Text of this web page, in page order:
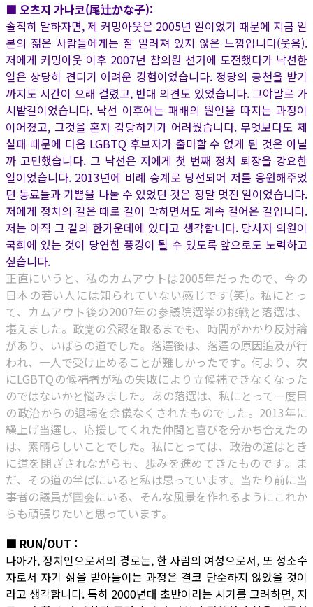
■ 오츠지 가나코(尾辻かな子):
솔직히 말하자면, 제 커밍아웃은 2005년 일이었기 때문에 지금 일
본의 젊은 사람들에게는 잘 알려져 있지 않은 느낌입니다(웃음).
저에게 커밍아웃 이후 2007년 참의원 선거에 도전했다가 낙선한
일은 상당히 견디기 어려운 경험이었습니다. 정당의 공천을 받기
까지도 시간이 오래 걸렸고, 반대 의견도 있었습니다. 그야말로 가
시밭길이었습니다. 낙선 이후에는 패배의 원인을 따지는 과정이
이어졌고, 그것을 혼자 감당하기가 어려웠습니다. 무엇보다도 제
실패 때문에 다음 LGBTQ 후보자가 출마할 수 없게 된 것은 아닐
까 고민했습니다. 그 낙선은 저에게 첫 번째 정치 퇴장을 강요한
일이었습니다. 2013년에 비례 승계로 당선되어 저를 응원해주었
던 동료들과 기쁨을 나눌 수 있었던 것은 정말 멋진 일이었습니다.
저에게 정치의 길은 때로 길이 막히면서도 계속 걸어온 길입니다.
저는 아직 그 길의 한가운데에 있다고 생각합니다. 당사자 의원이
국회에 있는 것이 당연한 풍경이 될 수 있도록 앞으로도 노력하고
싶습니다.
正直にいうと、私のカムアウトは2005年だったので、今の
日本の若い人には知られていない感じです(笑)。私にとっ
て、カムアウト後の2007年の参議院選挙の挑戦と落選は、
堪えました。政党の公認を取るまでも、時間がかかり反対論
があり、いばらの道でした。落選後は、落選の原因追及が行
われ、一人で受け止めることが難しかったです。何より、次
にLGBTQの候補者が私の失敗により立候補できなくなった
のではないかと悩みました。あの落選は、私にとって一度目
の政治からの退場を余儀なくされたものでした。2013年に
繰上げ当選し、応援してくれた仲間と喜びを分かち合えたの
は、素晴らしいことでした。私にとっては、政治の道はとき
に道を閉ざされながらも、歩みを進めてきたものです。ま
だ、その道の半ばにいると私は思っています。当たり前に当
事者の議員が国会にいる、そんな風景を作れるようにこれか
らも頑張りたいと思っています。
■ RUN/OUT :
나아가, 정치인으로서의 경로는, 한 사람의 여성으로서, 또 성소수
자로서 자기 삶을 받아들이는 과정은 결코 단순하지 않았을 것이
라고 생각합니다. 특히 2000년대 초반이라는 시기를 고려하면, 지